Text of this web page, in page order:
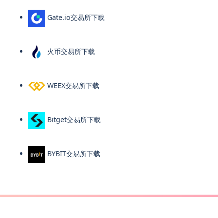
Gate.io交易所下载
火币交易所下载
WEEX交易所下载
Bitget交易所下载
BYBIT交易所下载